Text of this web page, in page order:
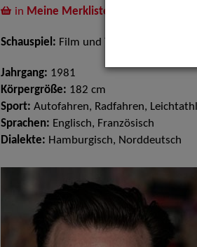
in Meine Merkliste
Schauspiel: Film und TV
Jahrgang: 1981
Körpergröße: 182 cm
Sport: Autofahren, Radfahren,
Sprachen: Englisch, Französisch
Dialekte: Hamburgisch, Norddeutsch